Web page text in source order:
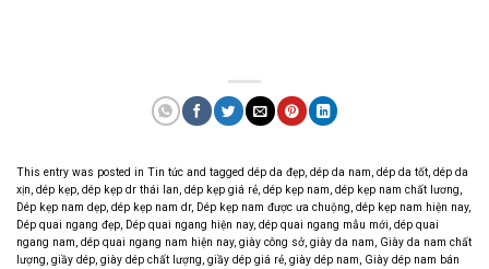
This entry was posted in Tin tức and tagged dép da đẹp, dép da nam, dép da tốt, dép da
xịn, dép kẹp, dép kẹp dr thái lan, dép kẹp giá rẻ, dép kẹp nam, dép kẹp nam chất lương,
Dép kẹp nam dẹp, dép kẹp nam dr, Dép kẹp nam được ưa chuộng, dép kẹp nam hiện nay,
Dép quai ngang đẹp, Dép quai ngang hiện nay, dép quai ngang mẫu mới, dép quai
ngang nam, dép quai ngang nam hiện nay, giày công sở, giày da nam, Giày da nam chất
lượng, giầy dép, giày dép chất lượng, giầy dép giá rẻ, giày dép nam, Giày dép nam bán